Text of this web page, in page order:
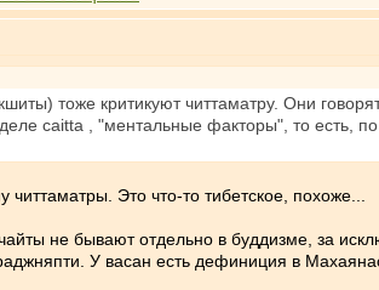
тоже критикуют читтаматру. Они
caitta , "ментальные факторы", то есть, по
Это что-то тибетское, похоже...
не бывают отдельно в буддизме, за
У васан есть дефиниция в